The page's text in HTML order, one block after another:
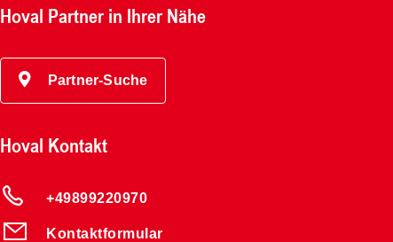
Hoval Partner in Ihrer Nähe
Partner-Suche
Hoval Kontakt
+49899220970
Kontaktformular